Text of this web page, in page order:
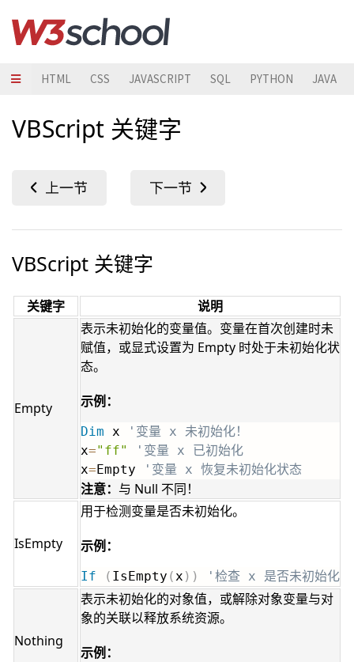
HTML CSS JAVASCRIPT SQL PYTHON JAVA
VBScript 关键字
VBScript 关键字
关键字 说明
Empty
表示未初始化的变量值。变量在首次创建时未
赋值，或显式设置为 Empty 时处于未初始化状
态。
示例：
Dim x
'变量 x 未初始化！
x="ff"
'变量 x 已初始化
x=Empty '变量 x 恢复未初始化状态
注意： 与 Null 不同！
IsEmpty
用于检测变量是否未初始化。
示例：
If ( IsEmpty (x ) ) '检查 x 是否未初始化
Nothing
表示未初始化的对象值，或解除对象变量与对
象的关联以释放系统资源。
示例：